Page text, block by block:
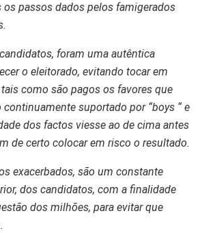
os passos dados pelos famigerados
foram uma autêntica
o eleitorado, evitando tocar em
como são pagos os favores que
suportado por “boys “ e
dos factos viesse ao de cima antes
de certo colocar em risco o resultado.
exacerbados, são um constante
dos candidatos, com a finalidade
dos milhões, para evitar que